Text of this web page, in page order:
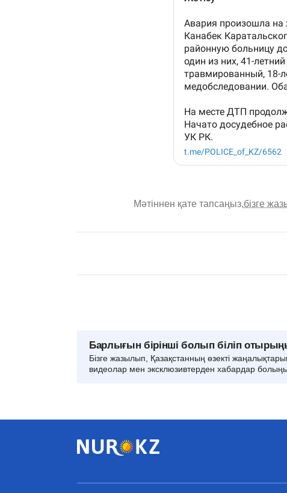
Мәтіннен қате тапсаңыз,бізге
Барлығын бірінші болып біліп
Бізге жазылып, Қазақстанның өзекті
видеолар мен эксклюзивтерден хабардар